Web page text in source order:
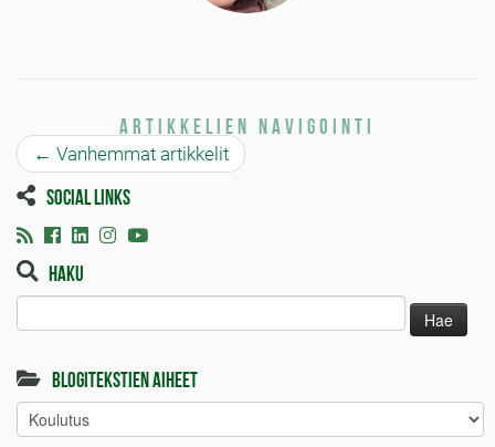
Artikkelien navigointi
← Vanhemmat artikkelit
Social links
Haku
Blogitekstien aiheet
Blogitekstien
aiheet